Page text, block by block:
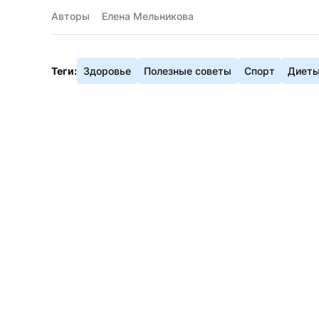
Авторы Елена Мельникова
Теги: Здоровье Полезные советы Спорт